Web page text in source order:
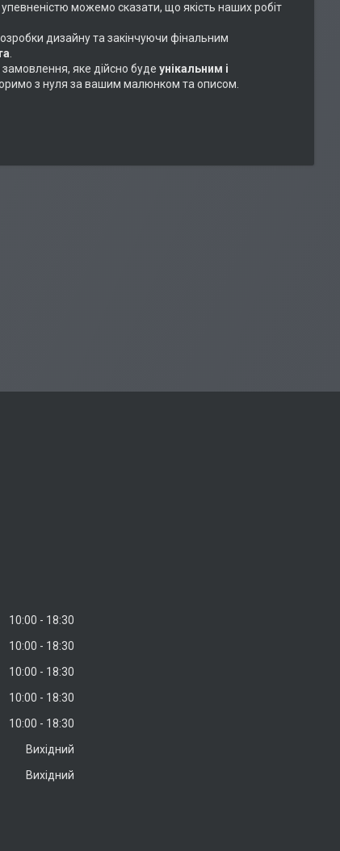
можемо сказати, що якість наших робіт
дизайну та закінчуючи фінальним
яке дійсно буде унікальним і
з нуля за вашим малюнком та описом.
10:00
18:30
10:00
18:30
10:00
18:30
10:00
18:30
10:00
18:30
Вихідний
Вихідний